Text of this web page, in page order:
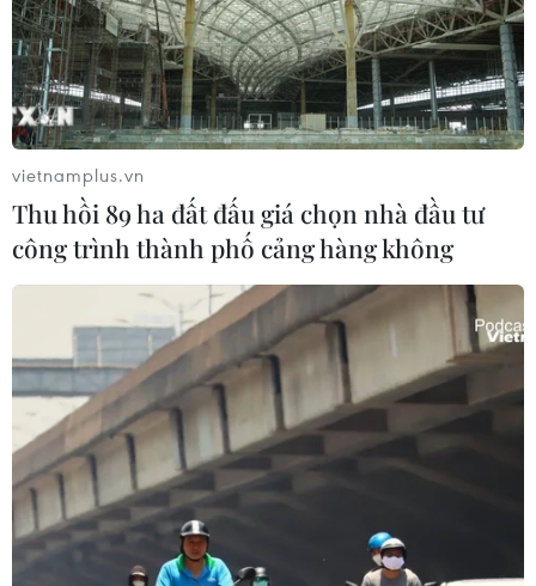
vietnamplus.vn
Thu hồi 89 ha đất đấu giá chọn nhà đầu tư
công trình thành phố cảng hàng không